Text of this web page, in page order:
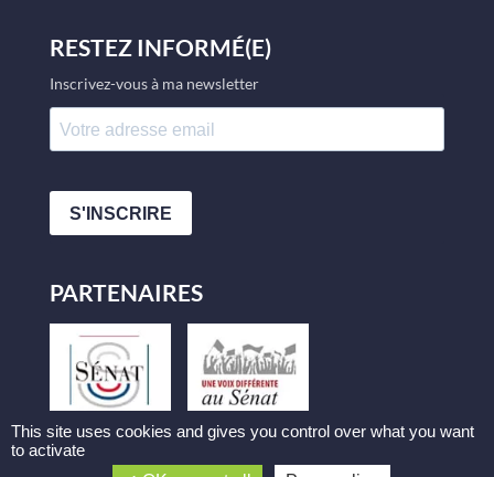
RESTEZ INFORMÉ(E)
Inscrivez-vous à ma newsletter
S'INSCRIRE
PARTENAIRES
This site uses cookies and gives you control over what you want
to activate